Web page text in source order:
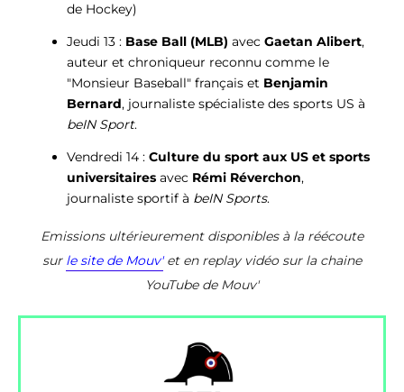
de Hockey)
Jeudi 13 : Base Ball (MLB) avec Gaetan Alibert,
auteur et chroniqueur reconnu comme le
"Monsieur Baseball" français et Benjamin
Bernard, journaliste spécialiste des sports US à
beIN Sport.
Vendredi 14 : Culture du sport aux US et sports
universitaires avec Rémi Réverchon,
journaliste sportif à beIN Sports.
Emissions ultérieurement disponibles à la réécoute
sur le site de Mouv'et en replay vidéo sur la chaine
YouTube de Mouv'